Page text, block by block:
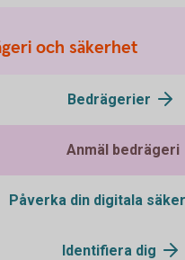
och säkerhet
Bedrägerier
Anmäl bedrägeri
Påverka din digitala
Identifiera dig